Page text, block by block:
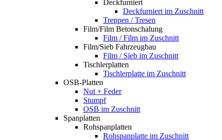
Deckfurniert
Deckfurniert im Zuschnitt
Treppen / Tresen
Film/Film Betonschalung
Film / Film im Zuschnitt
Film/Sieb Fahrzeugbau
Film / Sieb im Zuschnitt
Tischlerplatten
Tischlerplatte im Zuschnitt
OSB-Platten
Nut + Feder
Stumpf
OSB im Zuschnitt
Spanplatten
Rohspanplatten
Rohspanplatte im Zuschnitt